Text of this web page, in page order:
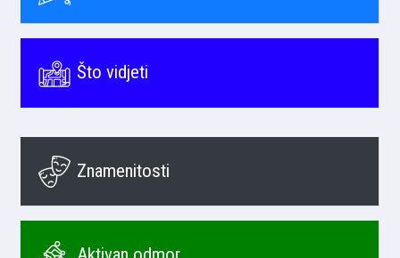
Što vidjeti
Znamenitosti